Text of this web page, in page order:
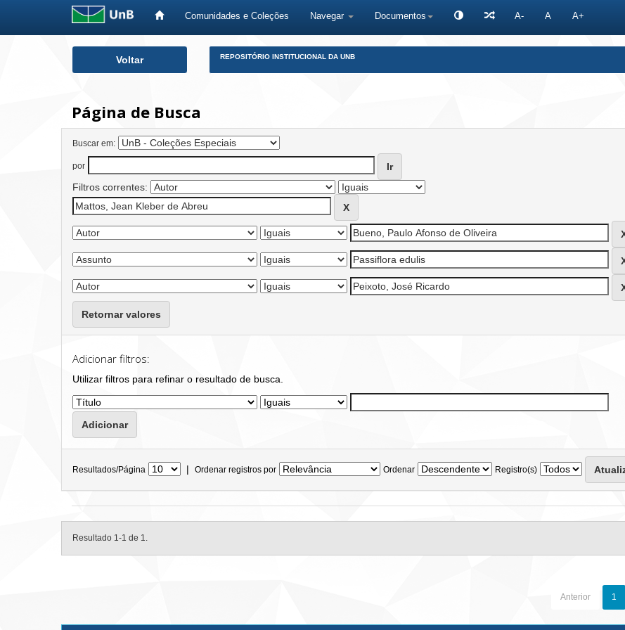
Comunidades e Coleções Navegar Documentos A- A A+
Voltar REPOSITÓRIO INSTITUCIONAL DA UNB
Página de Busca
Buscar em:
por
Filtros correntes:
Retornar valores
Adicionar filtros:
Utilizar filtros para refinar o resultado de busca.
Resultados/Página | Ordenar registros por Ordenar Registro(s)
Resultado 1-1 de 1.
Anterior 1